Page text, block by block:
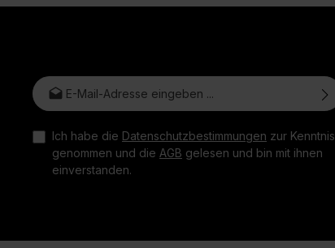
E-Mail-Adresse*
Ich habe die Datenschutzbestimmungen zur Kenntnis
genommen und die AGB gelesen und bin mit ihnen
einverstanden.